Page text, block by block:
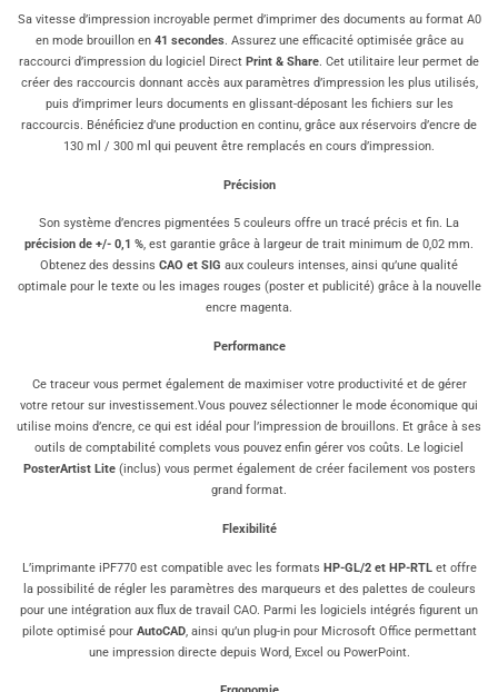
Sa vitesse d’impression incroyable permet d’imprimer des documents au format A0
en mode brouillon en 41 secondes. Assurez une efficacité optimisée grâce au
raccourci d’impression du logiciel Direct Print & Share. Cet utilitaire leur permet de
créer des raccourcis donnant accès aux paramètres d’impression les plus utilisés,
puis d’imprimer leurs documents en glissant-déposant les fichiers sur les
raccourcis. Bénéficiez d’une production en continu, grâce aux réservoirs d’encre de
130 ml / 300 ml qui peuvent être remplacés en cours d’impression.
Précision
Son système d’encres pigmentées 5 couleurs offre un tracé précis et fin. La
précision de +/- 0,1 %, est garantie grâce à largeur de trait minimum de 0,02 mm.
Obtenez des dessins CAO et SIG aux couleurs intenses, ainsi qu’une qualité
optimale pour le texte ou les images rouges (poster et publicité) grâce à la nouvelle
encre magenta.
Performance
Ce traceur vous permet également de maximiser votre productivité et de gérer
votre retour sur investissement.Vous pouvez sélectionner le mode économique qui
utilise moins d’encre, ce qui est idéal pour l’impression de brouillons. Et grâce à ses
outils de comptabilité complets vous pouvez enfin gérer vos coûts. Le logiciel
PosterArtist Lite(inclus) vous permet également de créer facilement vos posters
grand format.
Flexibilité
L’imprimante iPF770 est compatible avec les formats HP-GL/2 et HP-RTLet offre
la possibilité de régler les paramètres des marqueurs et des palettes de couleurs
pour une intégration aux flux de travail CAO. Parmi les logiciels intégrés figurent un
pilote optimisé pour AutoCAD, ainsi qu’un plug-in pour Microsoft Office permettant
une impression directe depuis Word, Excel ou PowerPoint.